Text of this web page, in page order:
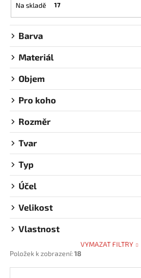
r
o
d
u
k
t
ů
Na skladě 17
Barva
Materiál
Objem
Pro koho
Rozměr
Tvar
Typ
Účel
Velikost
Vlastnost
VYMAZAT FILTRY
Položek k zobrazení:18